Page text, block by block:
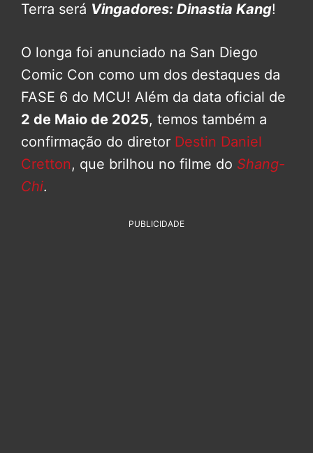
Terra será Vingadores: Dinastia Kang!
O longa foi anunciado na San Diego
Comic Con como um dos destaques da
FASE 6 do MCU! Além da data oficial de
2 de Maio de 2025, temos também a
confirmação do diretor Destin Daniel
Cretton, que brilhou no filme do Shang-
Chi.
PUBLICIDADE